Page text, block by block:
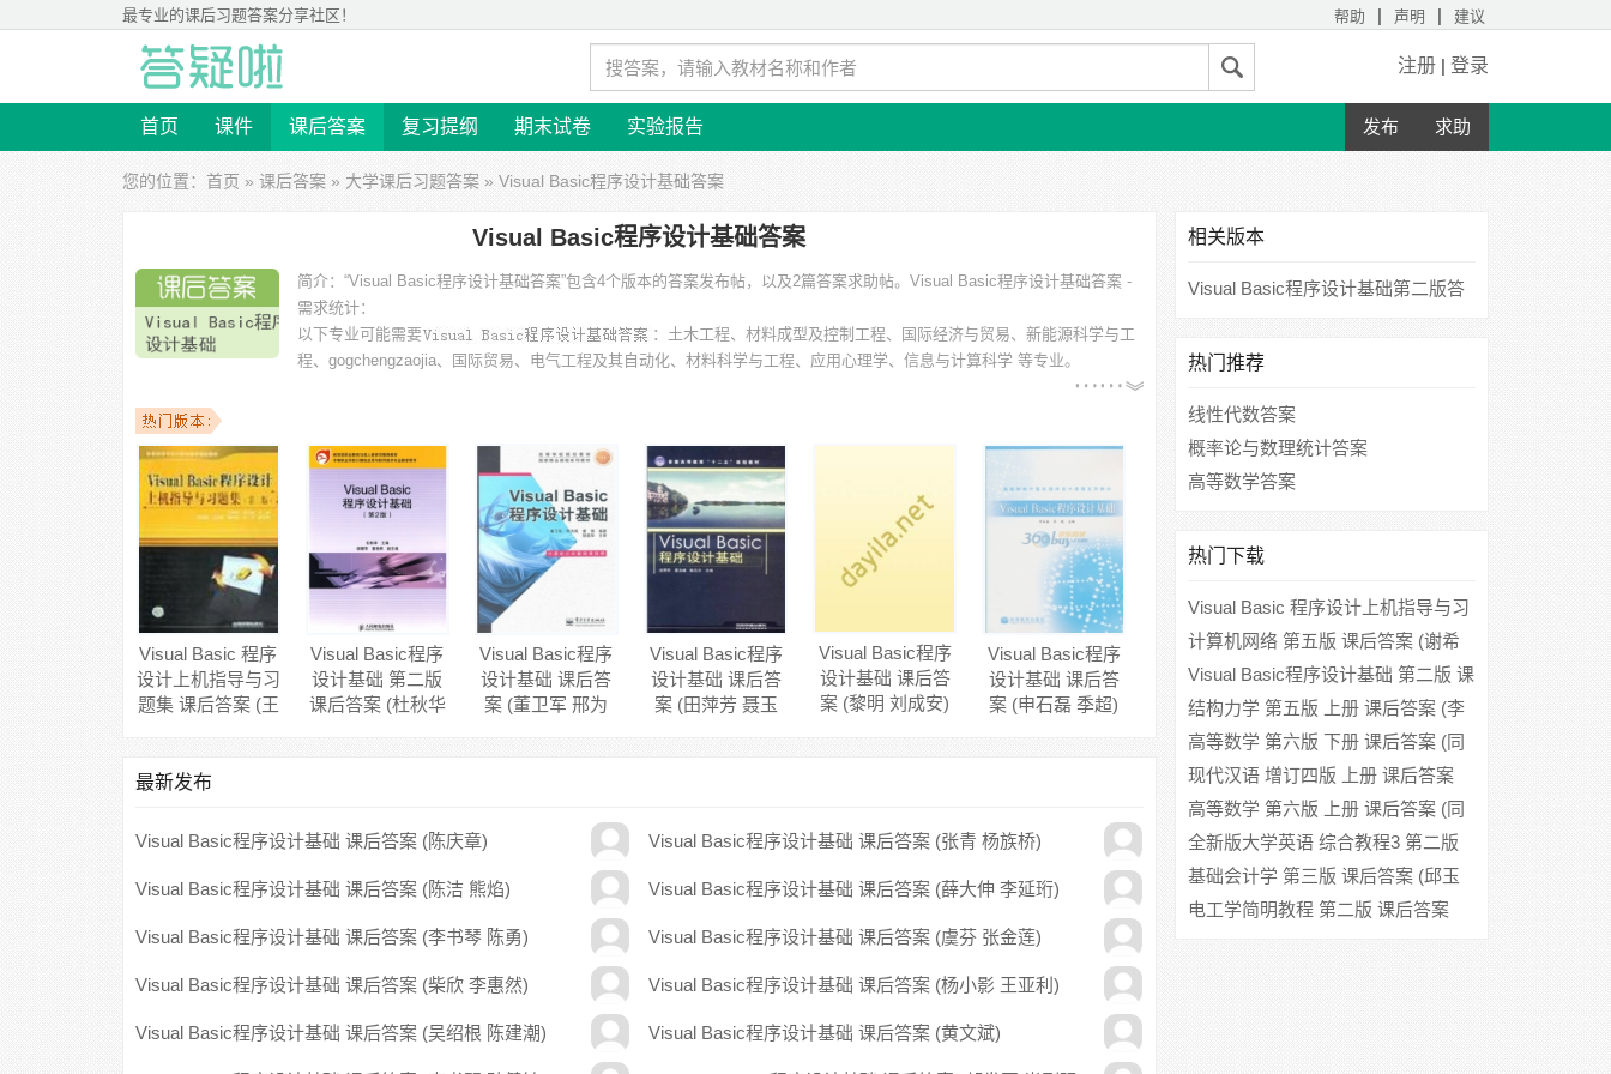
最专业的课后习题答案分享社区！ 帮助 | 声明 | 建议
注册 | 登录
首页 课件 课后答案 复习提纲 期末试卷 实验报告 发布 求助
您的位置： 首页 » 课后答案 » 大学课后习题答案 » Visual Basic程序设计基础答案
Visual Basic程序设计基础答案
简介： “Visual Basic程序设计基础答案”包含4个版本的答案发布帖，以及2篇答案求助帖。 Visual Basic程序设计基础答案 -
需求统计：
以下专业可能需要
：土木工程、材料成型及控制工程、国际经济与贸易、新能源科学与工
程、gogchengzaojia、国际贸易、电气工程及其自动化、材料科学与工程、应用心理学、信息与计算科学 等专业。
：西南石油大学、南华大学、河南工程学院、西华大学、廊坊师范学院、新余学院、西南财经
大学天府学院、西北师范大学、福建工程学院、湛江师范学院 等。
Visual Basic 程序
设计上机指导与习
题集 课后答案 (王
Visual Basic程序
设计基础 第二版
课后答案 (杜秋华
Visual Basic程序
设计基础 课后答
案 (董卫军 邢为
Visual Basic程序
设计基础 课后答
案 (田萍芳 聂玉
Visual Basic程序
设计基础 课后答
案 (黎明 刘成安)
Visual Basic程序
设计基础 课后答
案 (申石磊 季超)
最新发布
Visual Basic程序设计基础 课后答案 (陈庆章) Visual Basic程序设计基础 课后答案 (张青 杨族桥)
Visual Basic程序设计基础 课后答案 (陈洁 熊焰) Visual Basic程序设计基础 课后答案 (薛大伸 李延珩)
Visual Basic程序设计基础 课后答案 (李书琴 陈勇) Visual Basic程序设计基础 课后答案 (虞芬 张金莲)
Visual Basic程序设计基础 课后答案 (柴欣 李惠然) Visual Basic程序设计基础 课后答案 (杨小影 王亚利)
Visual Basic程序设计基础 课后答案 (吴绍根 陈建潮) Visual Basic程序设计基础 课后答案 (黄文斌)
相关版本
Visual Basic程序设计基础第二版答
热门推荐
线性代数答案
概率论与数理统计答案
高等数学答案
热门下载
Visual Basic 程序设计上机指导与习
题集 课后答案 (王学军 张玉梅)
计算机网络 第五版 课后答案 (谢希
仁)
Visual Basic程序设计基础 第二版 课
后答案 (杜秋华 侯慧萍)
结构力学 第五版 上册 课后答案 (李
廉锟)
高等数学 第六版 下册 课后答案 (同
济大学数学系)
现代汉语 增订四版 上册 课后答案
(黄伯荣 廖序东)
高等数学 第六版 上册 课后答案 (同
济大学数学系)
全新版大学英语 综合教程3 第二版
课后答案
基础会计学 第三版 课后答案 (邱玉
莲 王玉)
电工学简明教程 第二版 课后答案